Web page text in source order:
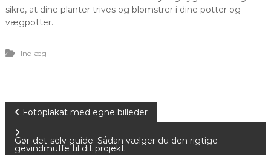
sikre, at dine planter trives og blomstrer i dine potter og
vægpotter.
Indlæg
n
Fotoplakat med egne billeder
Gør-det-selv guide: Sådan vælger du den rigtige
gevindmuffe til dit projekt